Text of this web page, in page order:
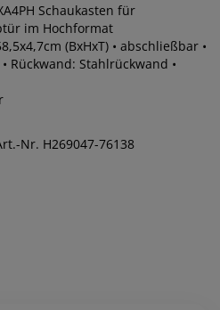
Schaukasten für
im Hochformat
(BxHxT) • abschließbar •
Rückwand: Stahlrückwand •
Nr. H269047-76138